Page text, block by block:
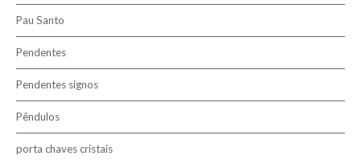
Pau Santo
Pendentes
Pendentes signos
Pêndulos
porta chaves cristais